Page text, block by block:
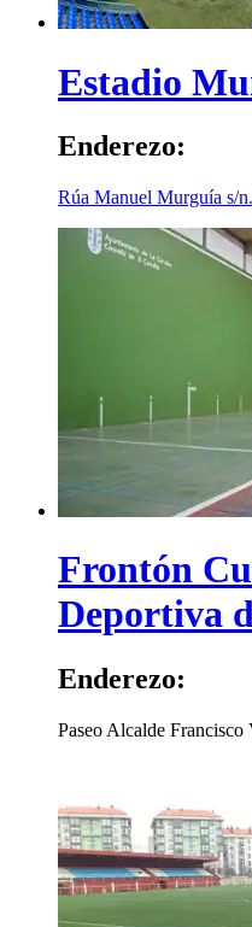
Estadio
Enderezo:
Rúa Manuel Murguía s/n.
Frontón
Deportiva
Enderezo:
Paseo Alcalde Francisco